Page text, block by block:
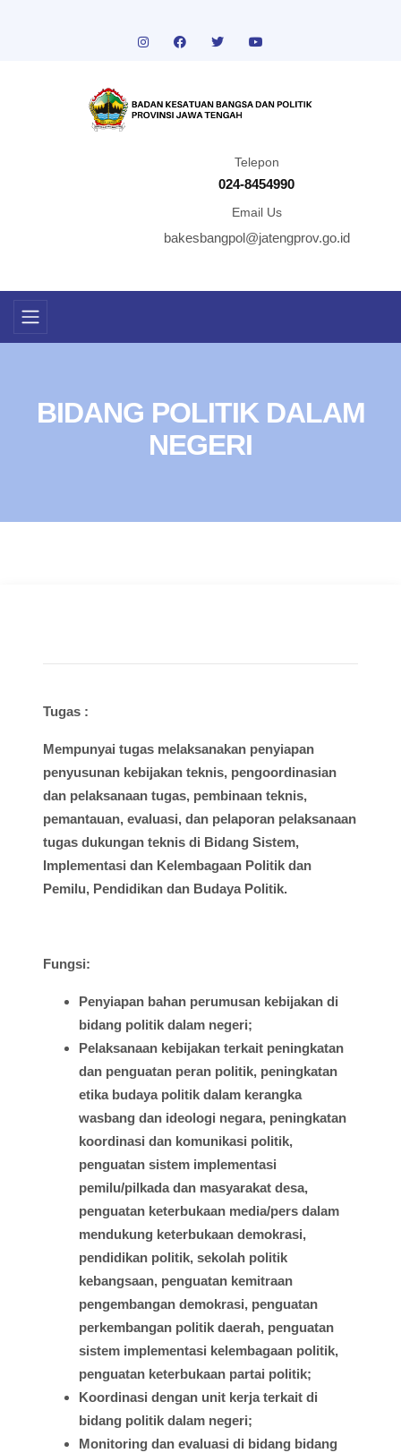
Telepon
024-8454990
Email Us
bakesbangpol@jatengprov.go.id
BIDANG POLITIK DALAM
NEGERI
Tugas :
Mempunyai tugas melaksanakan penyiapan
penyusunan kebijakan teknis, pengoordinasian
dan pelaksanaan tugas, pembinaan teknis,
pemantauan, evaluasi, dan pelaporan pelaksanaan
tugas dukungan teknis di Bidang Sistem,
Implementasi dan Kelembagaan Politik dan
Pemilu, Pendidikan dan BudayaPolitik.
Fungsi:
Penyiapan bahan perumusan kebijakan di
bidang politik dalam negeri;
Pelaksanaan kebijakan terkait peningkatan
dan penguatan peran politik, peningkatan
etika budaya politik dalam kerangka
wasbang dan ideologi negara, peningkatan
koordinasi dan komunikasi politik,
penguatan sistem implementasi
pemilu/pilkadadan masyarakat desa,
penguatan keterbukaan media/pers dalam
mendukung keterbukaan demokrasi,
pendidikan politik, sekolah politik
kebangsaan, penguatan kemitraan
pengembangan demokrasi, penguatan
perkembangan politik daerah, penguatan
sistem implementasi kelembagaan politik,
penguatan keterbukaan partai politik;
Koordinasi dengan unit kerja terkait di
bidang politik dalam negeri;
Monitoring dan evaluasi di bidang bidang